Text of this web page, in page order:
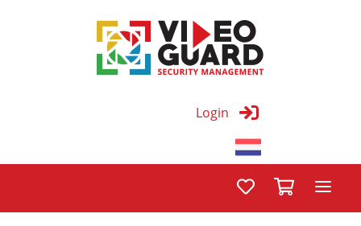
Login